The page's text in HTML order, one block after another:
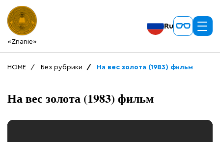
«Znanie»
Ru
HOME Без рубрики На вес золота (1983) фильм
На вес золота (1983) фильм